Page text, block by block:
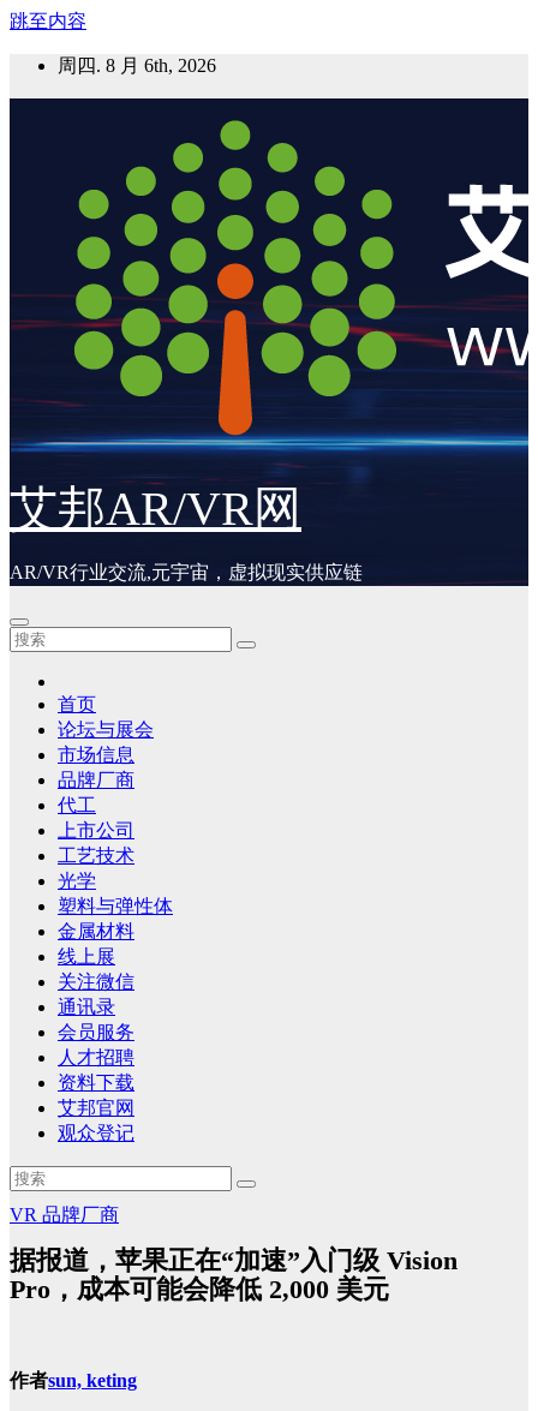
跳至内容
周四. 8 月 6th, 2026
艾邦AR/VR网
AR/VR行业交流,元宇宙，虚拟现实供应链
首页
论坛与展会
市场信息
品牌厂商
代工
上市公司
工艺技术
光学
塑料与弹性体
金属材料
线上展
关注微信
通讯录
会员服务
人才招聘
资料下载
艾邦官网
观众登记
VR 品牌厂商
据报道，苹果正在“加速”入门级 Vision
Pro，成本可能会降低 2,000 美元
作者sun, keting